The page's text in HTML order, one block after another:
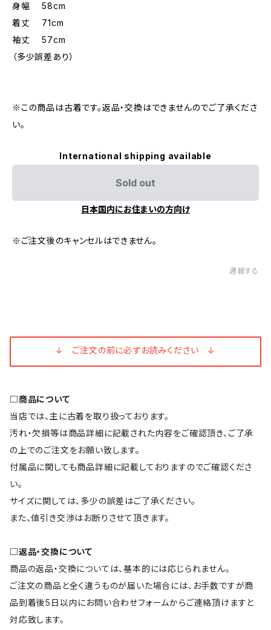
身幅 58cm
着丈 71cm
袖丈 57cm
（多少誤差あり）
※この商品は古着です。返品・交換はできませんのでご了承くださ
い。
International shipping available
Sold out
日本国内にお住まいの方向け
※ご注文後のキャンセルはできません。
通報する
↓ ご注文の前に必ずお読みください ↓
□商品について
当店では、主に古着を取り扱っております。
汚れ・欠損等は商品詳細に記載された内容をご確認頂き、ご了承
の上でのご注文をお願い致します。
付属品に関しても商品詳細に記載しておりますのでご確認くださ
い。
サイズに関しては、多少の誤差はご了承ください。
また、値引き交渉はお断りさせて頂きます。
□返品・交換について
商品の返品・交換については、基本的には応じられません。
ご注文の商品と全く違うものが届いた場合には、お手数ですが商
品到着後5日以内にお問い合わせフォームからご連絡頂けますと
対応致します。